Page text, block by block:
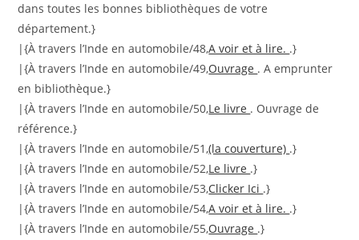
dans toutes les bonnes bibliothèques de votre
département.}
|{À travers l’Inde en automobile/48,A voir et à lire. .}
|{À travers l’Inde en automobile/49,Ouvrage . A emprunter
en bibliothèque.}
|{À travers l’Inde en automobile/50,Le livre . Ouvrage de
référence.}
|{À travers l’Inde en automobile/51,(la couverture) .}
|{À travers l’Inde en automobile/52,Le livre .}
|{À travers l’Inde en automobile/53,Clicker Ici .}
|{À travers l’Inde en automobile/54,A voir et à lire. .}
|{À travers l’Inde en automobile/55,Ouvrage .}